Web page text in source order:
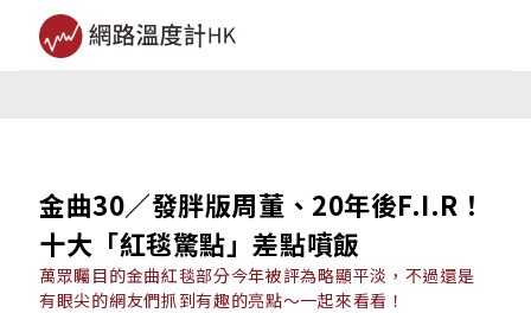
金曲30／發胖版周董、20年後F.I.R！
十大「紅毯驚點」差點噴飯
萬眾矚目的金曲紅毯部分今年被評為略顯平淡，不過還是
有眼尖的網友們抓到有趣的亮點～一起來看看！